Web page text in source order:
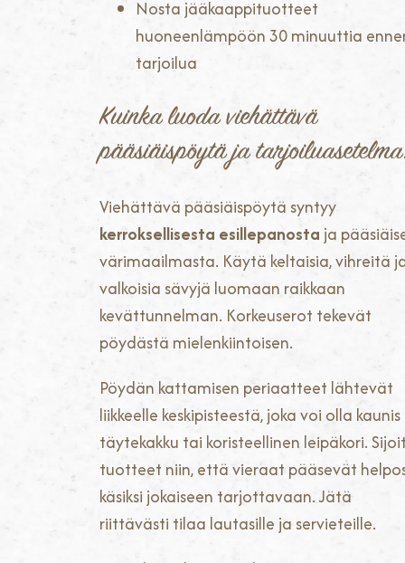
Nosta jääkaappituotteet
huoneenlämpöön 30 minuuttia
tarjoilua
Kuinka luoda viehättävä
pääsiäispöytä ja
Viehättävä pääsiäispöytä syntyy
kerroksellisesta esillepanosta ja
värimaailmasta. Käytä keltaisia, vihreitä
valkoisia sävyjä luomaan raikkaan
kevättunnelman. Korkeuserot tekevät
pöydästä mielenkiintoisen.
Pöydän kattamisen periaatteet lähtevät
liikkeelle keskipisteestä, joka voi olla kaunis
täytekakku tai koristeellinen leipäkori.
tuotteet niin, että vieraat pääsevät
käsiksi jokaiseen tarjottavaan. Jätä
riittävästi tilaa lautasille ja servieteille.